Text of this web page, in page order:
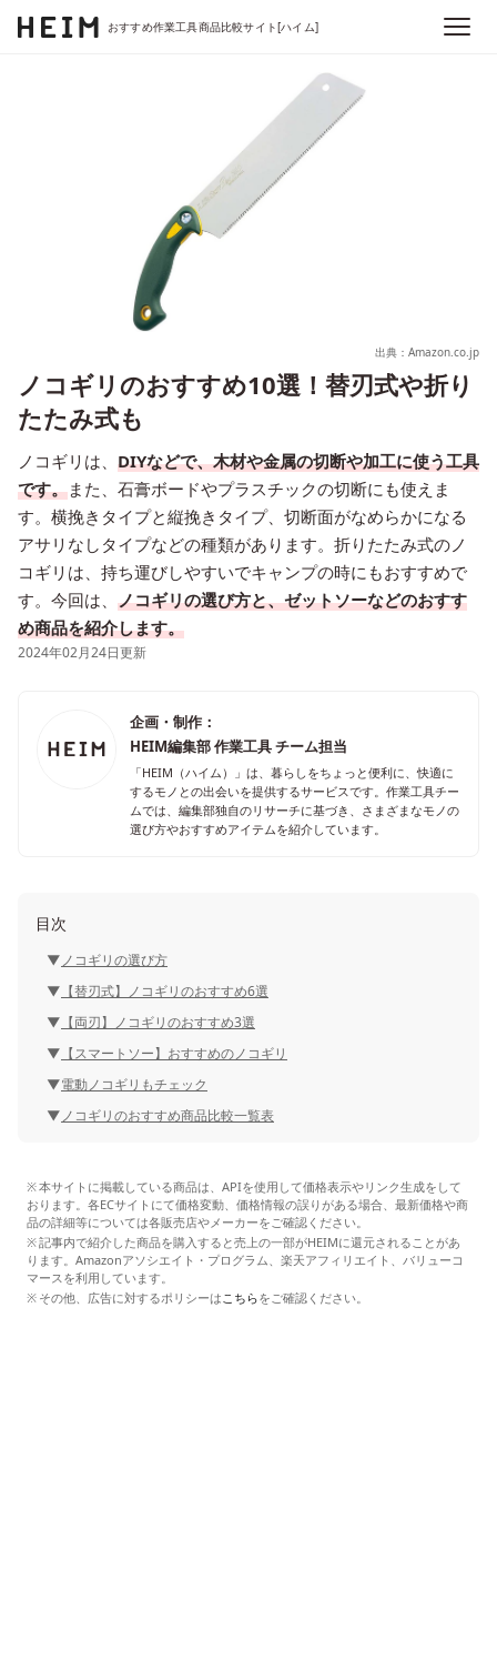
おすすめ作業工具商品比較サイト[ハイム]
出典：Amazon.co.jp
ノコギリのおすすめ10選！替刃式や折り
たたみ式も
ノコギリは、 DIYなどで、木材や金属の切断や加工に使う工具
です。また、石膏ボードやプラスチックの切断にも使えま
す。横挽きタイプと縦挽きタイプ、切断面がなめらかになる
アサリなしタイプなどの種類があります。折りたたみ式のノ
コギリは、持ち運びしやすいでキャンプの時にもおすすめで
す。今回は、 ノコギリの選び方と、ゼットソーなどのおすす
め商品を紹介します。
2024年02月24日更新
企画・制作：
HEIM編集部 作業工具 チーム担当
「HEIM（ハイム）」は、暮らしをちょっと便利に、快適に
するモノとの出会いを提供するサービスです。作業工具チー
ムでは、編集部独自のリサーチに基づき、さまざまなモノの
選び方やおすすめアイテムを紹介しています。
目次
ノコギリの選び方
【替刃式】ノコギリのおすすめ6選
【両刃】ノコギリのおすすめ3選
【スマートソー】おすすめのノコギリ
電動ノコギリもチェック
ノコギリのおすすめ商品比較一覧表
本サイトに掲載している商品は、APIを使用して価格表示やリンク生成をして
おります。各ECサイトにて価格変動、価格情報の誤りがある場合、最新価格や商
品の詳細等については各販売店やメーカーをご確認ください。
記事内で紹介した商品を購入すると売上の一部がHEIMに還元されることがあ
ります。Amazonアソシエイト・プログラム、楽天アフィリエイト、バリューコ
マースを利用しています。
その他、広告に対するポリシーはこちらをご確認ください。